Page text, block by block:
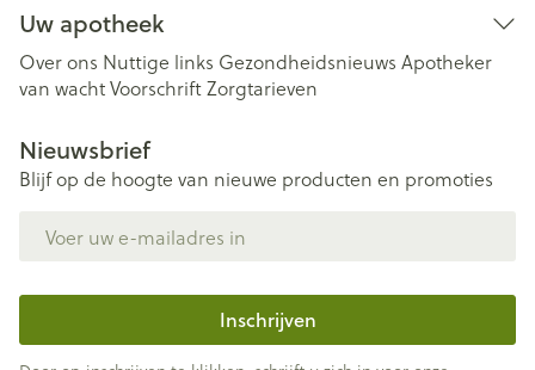
Uw apotheek
Over ons Nuttige links Gezondheidsnieuws Apotheker
van wachtVoorschriftZorgtarieven
Nieuwsbrief
Blijf op de hoogte van nieuwe producten en promoties
Inschrijven